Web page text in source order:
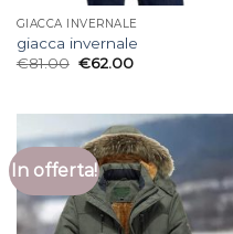
GIACCA INVERNALE
giacca invernale
€81.00 €62.00
In offerta!